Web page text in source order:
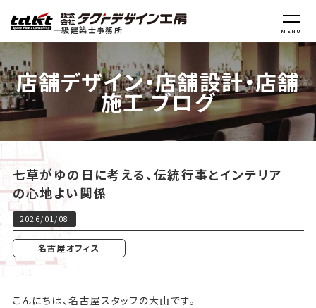
一級建築士事務所 MENU
店舗デザイン・店舗設計・店舗
施工 ブログ
七草がゆの日に考える、伝統行事とインテリア
の心地よい関係
2026/01/08
名古屋オフィス
こんにちは、名古屋スタッフの大山です。